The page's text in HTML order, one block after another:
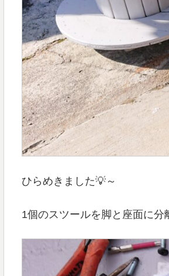
ひらめきました💡～
1個のスツールを脚と座面に分